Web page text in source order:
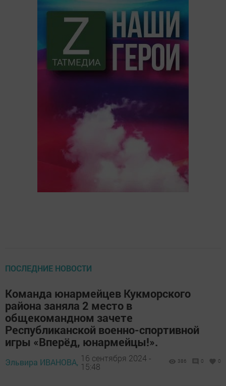
ПОСЛЕДНИЕ НОВОСТИ
Команда юнармейцев Кукморского
района заняла 2 место в
общекомандном зачете
Республиканской военно-спортивной
игры «Вперёд, юнармейцы!».
Эльвира ИВАНОВА, 16 сентября 2024 -
15:48
386 0 0